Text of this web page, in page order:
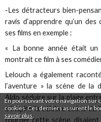
En poursuivant votre navigation sur
cookies. Ces derniers assurent le
savoir plus
-Les détracteurs bien-
ravis d’apprendre qu’un
ses films en exemple :
« La bonne année était
montrait ce film à ses
Lelouch a également
l’aventure » la scène de la
Aldo séduire sur la plage
a inspiré la célèbre scène du
tourner cette scène, disaient